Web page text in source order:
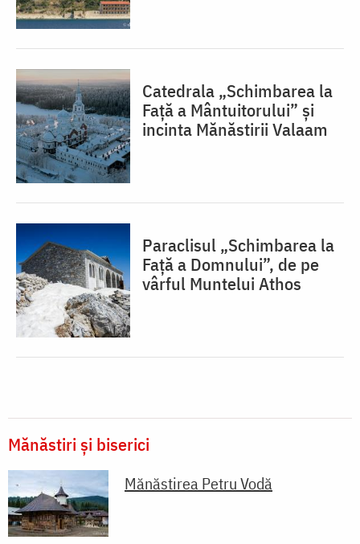
Catedrala „Schimbarea la
Față a Mântuitorului” și
incinta Mănăstirii Valaam
Paraclisul „Schimbarea la
Față a Domnului”, de pe
vârful Muntelui Athos
Mănăstiri și biserici
Mănăstirea Petru Vodă